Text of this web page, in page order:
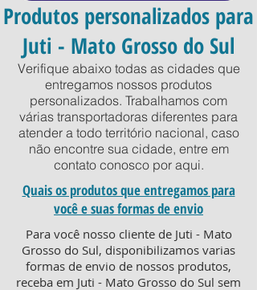
Produtos personalizados para
Juti - Mato Grosso do Sul
Verifique abaixo todas as cidades que
entregamos nossos produtos
personalizados. Trabalhamos com
várias transportadoras diferentes para
atender a todo território nacional, caso
não encontre sua cidade, entre em
contato conosco por aqui.
Para você nosso cliente de Juti - Mato
Grosso do Sul, disponibilizamos varias
formas de envio de nossos produtos,
receba em Juti - Mato Grosso do Sul sem
Quais os produtos que entregamos para
você e suas formas de envio